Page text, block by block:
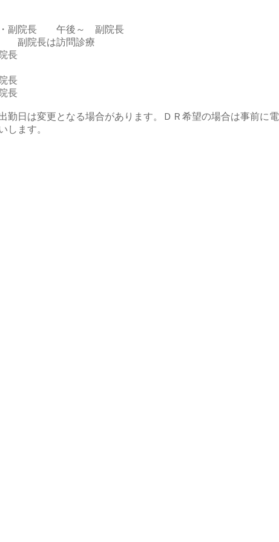
副院長 午後～ 副院長
長は訪問診療
長
長
長
勤日は変更となる場合があります。ＤＲ希望の場合は事前に電
します。